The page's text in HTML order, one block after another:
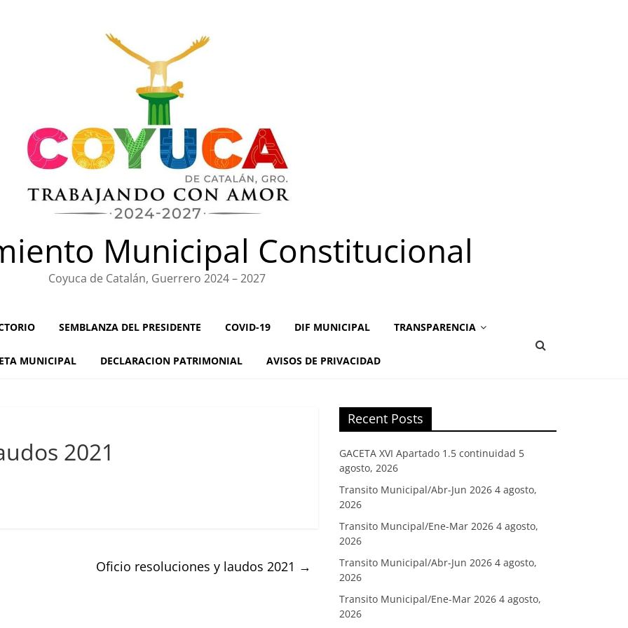
Municipal Constitucional
Coyuca de Catalán, Guerrero 2024 – 2027
SEMBLANZA DEL PRESIDENTE COVID-19 DIF MUNICIPAL TRANSPARENCIA
MUNICIPAL DECLARACION PATRIMONIAL AVISOS DE PRIVACIDAD
2021
Oficio resoluciones y laudos 2021 →
Recent Posts
GACETA XVI Apartado 1.5 continuidad 5
agosto, 2026
Transito Municipal/Abr-Jun 2026 4 agosto,
2026
Transito Muncipal/Ene-Mar 2026 4 agosto,
2026
Transito Municipal/Abr-Jun 2026 4 agosto,
2026
Transito Municipal/Ene-Mar 2026 4 agosto,
2026